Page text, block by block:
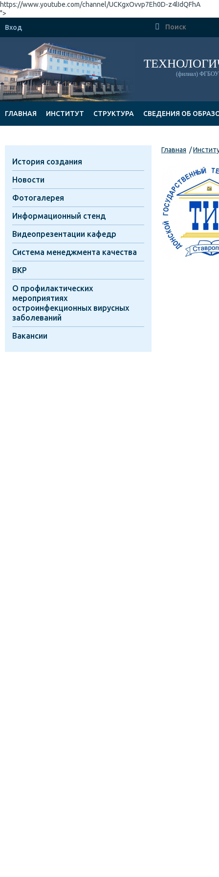
https://www.youtube.com/channel/UCKgxOvvp7Eh0D-z4lIdQFhA
">
Вход

(филиал) ФГБОУ
ГЛАВНАЯ ИНСТИТУТ СТРУКТУРА СВЕДЕНИЯ ОБ
Главная
История создания
Новости
Фотогалерея
Информационный стенд
Видеопрезентации кафедр
Система менеджмента качества
ВКР
О профилактических
мероприятиях
остроинфекционных вирусных
заболеваний
Вакансии